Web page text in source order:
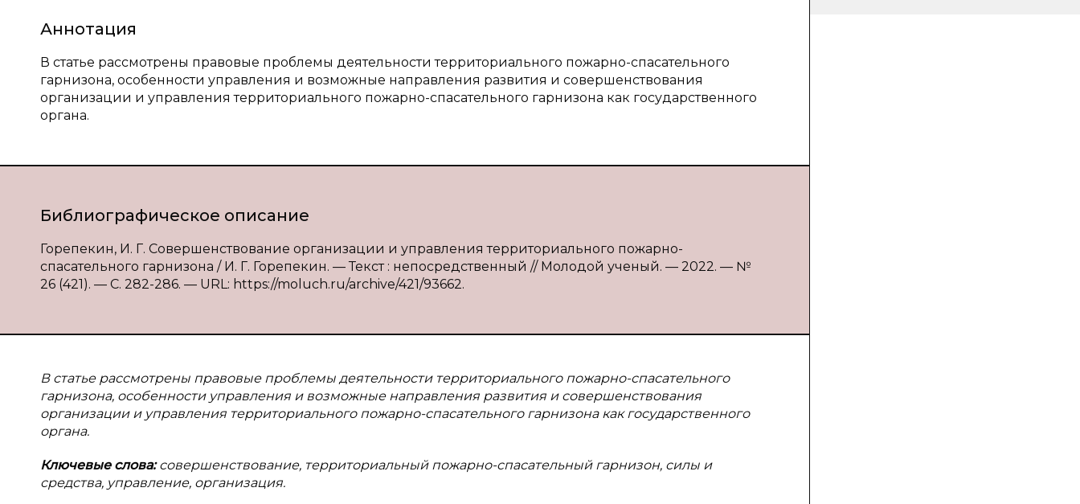
Аннотация
В статье рассмотрены правовые проблемы деятельности территориального пожарно-спасательного
гарнизона, особенности управления и возможные направления развития и совершенствования
организации и управления территориального пожарно-спасательного гарнизона как государственного
органа.
Библиографическое описание
Горепекин, И. Г. Совершенствование организации и управления территориального пожарно-
спасательного гарнизона / И. Г. Горепекин. — Текст : непосредственный // Молодой ученый. — 2022. — №
26 (421). — С. 282-286. — URL: https://moluch.ru/archive/421/93662.
В статье рассмотрены правовые проблемы деятельности территориального пожарно-спасательного
гарнизона, особенности управления и возможные направления развития и совершенствования
организации и управления территориального пожарно-спасательного гарнизона как государственного
органа.
Ключевые слова:совершенствование, территориальный пожарно-спасательный гарнизон, силы и
средства, управление, организация.